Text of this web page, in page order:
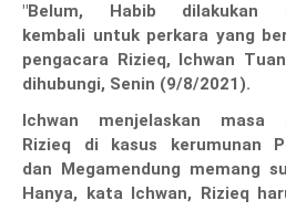
"Belum, Habib dilakukan
kembali untuk perkara yang
pengacara Rizieq, Ichwan
dihubungi, Senin (9/8/2021).
Ichwan menjelaskan masa
Rizieq di kasus kerumunan
dan Megamendung memang
Hanya, kata Ichwan, Rizieq